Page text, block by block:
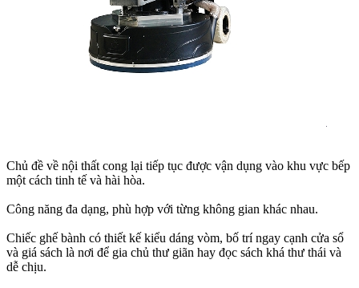
Chủ đề về nội thất cong lại tiếp tục được vận dụng vào khu vực bếp
một cách tinh tế và hài hòa.
Công năng đa dạng, phù hợp với từng không gian khác nhau.
Chiếc ghế bành có thiết kế kiểu dáng vòm, bố trí ngay cạnh cửa sổ
và giá sách là nơi để gia chủ thư giãn hay đọc sách khá thư thái và
dễ chịu.